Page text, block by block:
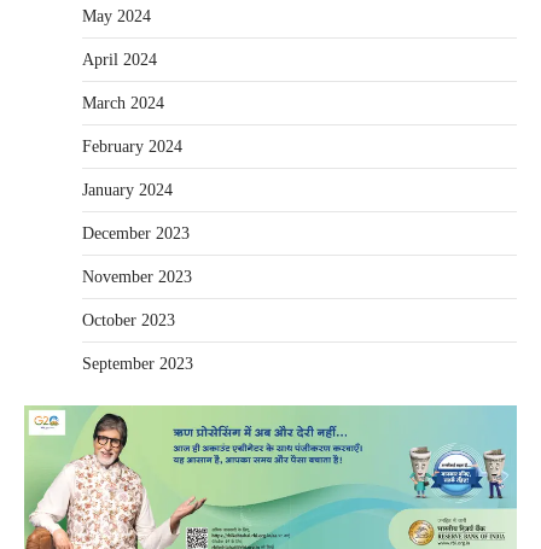
May 2024
April 2024
March 2024
February 2024
January 2024
December 2023
November 2023
October 2023
September 2023